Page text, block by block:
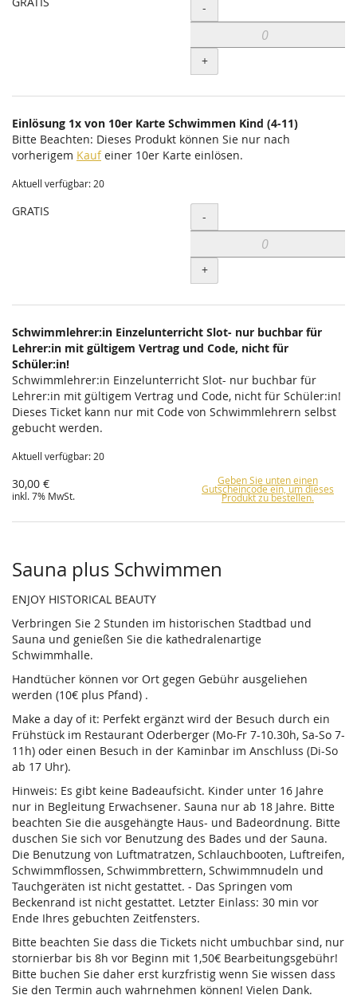
Menge
-
+
Einlösung 1x von 10er Karte Schwimmen Kind (4-11)
Bitte Beachten: Dieses Produkt können Sie nur nach
vorherigem Kaufeiner 10er Karte einlösen.
Aktuell verfügbar: 20
GRATIS Menge
-
+
Schwimmlehrer:in Einzelunterricht Slot- nur buchbar für
Lehrer:in mit gültigem Vertrag und Code, nicht für
Schüler:in!
Schwimmlehrer:in Einzelunterricht Slot- nur buchbar für
Lehrer:in mit gültigem Vertrag und Code, nicht für Schüler:in!
Dieses Ticket kann nur mit Code von Schwimmlehrern selbst
gebucht werden.
Aktuell verfügbar: 20
30,00 €
inkl. 7% MwSt.
Geben Sie unten einen
Gutscheincode ein, um dieses
Produkt zu bestellen.
Sauna plus Schwimmen
ENJOY HISTORICAL BEAUTY
Verbringen Sie 2 Stunden im historischen Stadtbad und
Sauna und genießen Sie die kathedralenartige
Schwimmhalle.
Handtücher können vor Ort gegen Gebühr ausgeliehen
werden (10€ plus Pfand) .
Make a day of it: Perfekt ergänzt wird der Besuch durch ein
Frühstück im Restaurant Oderberger (Mo-Fr 7-10.30h, Sa-So 7-
11h) oder einen Besuch in der Kaminbar im Anschluss (Di-So
ab 17 Uhr).
Hinweis: Es gibt keine Badeaufsicht. Kinder unter 16 Jahre
nur in Begleitung Erwachsener. Sauna nur ab 18 Jahre. Bitte
beachten Sie die ausgehängte Haus- und Badeordnung. Bitte
duschen Sie sich vor Benutzung des Bades und der Sauna.
Die Benutzung von Luftmatratzen, Schlauchbooten, Luftreifen,
Schwimmflossen, Schwimmbrettern, Schwimmnudeln und
Tauchgeräten ist nicht gestattet. - Das Springen vom
Beckenrand ist nicht gestattet. Letzter Einlass: 30 min vor
Ende Ihres gebuchten Zeitfensters.
Bitte beachten Sie dass die Tickets nicht umbuchbar sind, nur
stornierbar bis 8h vor Beginn mit 1,50€ Bearbeitungsgebühr!
Bitte buchen Sie daher erst kurzfristig wenn Sie wissen dass
Sie den Termin auch wahrnehmen können! Vielen Dank.